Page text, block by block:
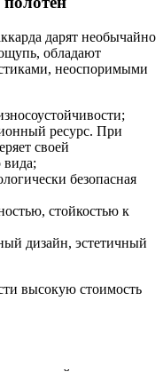
дарят необычайно
обладают
неоспоримыми
ресурс. При
своей
вида;
безопасная
стойкостью к
дизайн, эстетичный
высокую стоимость